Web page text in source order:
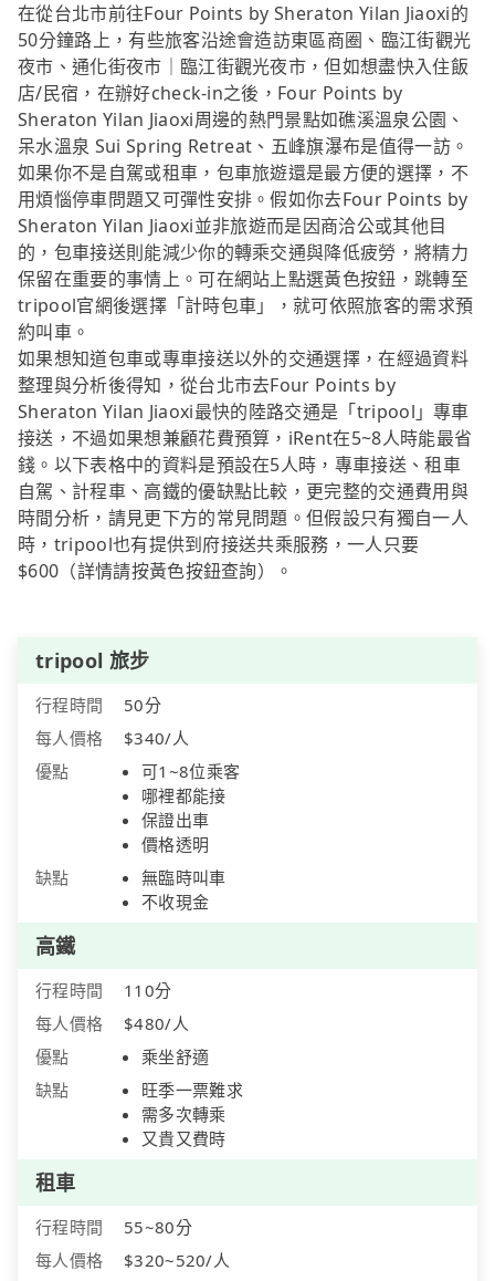
在從台北市前往Four Points by Sheraton Yilan Jiaoxi的
50分鐘路上，有些旅客沿途會造訪東區商圈、臨江街觀光
夜市、通化街夜市｜臨江街觀光夜市，但如想盡快入住飯
店/民宿，在辦好check-in之後，Four Points by
Sheraton Yilan Jiaoxi周邊的熱門景點如礁溪溫泉公園、
呆水溫泉 Sui Spring Retreat、五峰旗瀑布是值得一訪。
如果你不是自駕或租車，包車旅遊還是最方便的選擇，不
用煩惱停車問題又可彈性安排。假如你去Four Points by
Sheraton Yilan Jiaoxi並非旅遊而是因商洽公或其他目
的，包車接送則能減少你的轉乘交通與降低疲勞，將精力
保留在重要的事情上。可在網站上點選黃色按鈕，跳轉至
tripool官網後選擇「計時包車」，就可依照旅客的需求預
約叫車。
如果想知道包車或專車接送以外的交通選擇，在經過資料
整理與分析後得知，從台北市去Four Points by
Sheraton Yilan Jiaoxi最快的陸路交通是「tripool」專車
接送，不過如果想兼顧花費預算，iRent在5~8人時能最省
錢。以下表格中的資料是預設在5人時，專車接送、租車
自駕、計程車、高鐵的優缺點比較，更完整的交通費用與
時間分析，請見更下方的常見問題。但假設只有獨自一人
時，tripool也有提供到府接送共乘服務，一人只要
$600（詳情請按黃色按鈕查詢）。
tripool 旅步
行程時間
50分
每人價格
$340/人
優點
可1~8位乘客
哪裡都能接
保證出車
價格透明
缺點
無臨時叫車
不收現金
高鐵
行程時間
110分
每人價格
$480/人
優點
乘坐舒適
缺點
旺季一票難求
需多次轉乘
又貴又費時
租車
行程時間
55~80分
每人價格
$320~520/人